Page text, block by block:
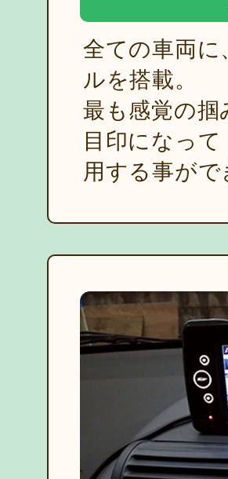
全ての車両に
ルを搭載。
最も感覚の掴
目印になって
用する事がで